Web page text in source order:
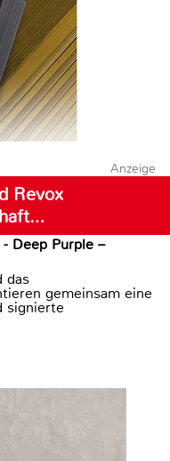
Anzeige
Revox
Deep Purple –
das
gemeinsam eine
signierte